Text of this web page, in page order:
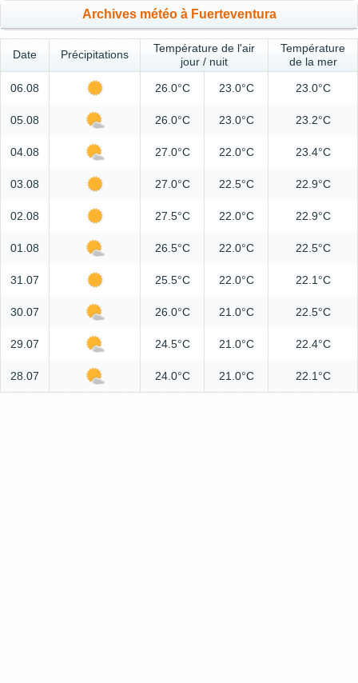
Archives météo à Fuerteventura
Date Précipitations
Température de l'air
jour / nuit
Température
de la mer
06.08 26.0°C 23.0°C 23.0°C
05.08 26.0°C 23.0°C 23.2°C
04.08 27.0°C 22.0°C 23.4°C
03.08 27.0°C 22.5°C 22.9°C
02.08 27.5°C 22.0°C 22.9°C
01.08 26.5°C 22.0°C 22.5°C
31.07 25.5°C 22.0°C 22.1°C
30.07 26.0°C 21.0°C 22.5°C
29.07 24.5°C 21.0°C 22.4°C
28.07 24.0°C 21.0°C 22.1°C